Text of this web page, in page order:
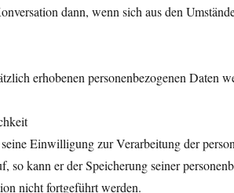
dann, wenn sich aus den
erhobenen personenbezogenen Daten
Einwilligung zur Verarbeitung der
kann er der Speicherung seiner
nicht fortgeführt werden.